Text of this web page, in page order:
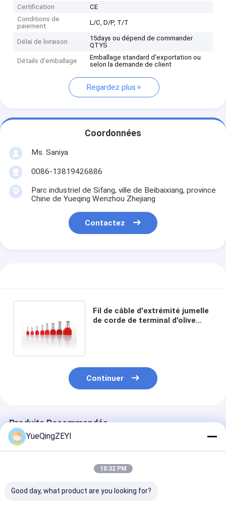
Certification
CE
Conditions de
paiement
L/C, D/P, T/T
Délai de livraison
15days ou dépend de commander
QTYS
Détails d'emballage
Emballage standard d'exportation ou
selon la demande de client
Regardez plus
Coordonnées
Ms. Saniya
0086-13819426886
Parc industriel de Sifang, ville de Beibaixiang, province
Chine de Yueqing Wenzhou Zhejiang
Contactez
Fil de câble d'extrémité jumelle
de corde de terminal d'olive
Continuer
Produits Recommandés
YueQingZEYI
10:32 PM
Good day, what product are you looking for?